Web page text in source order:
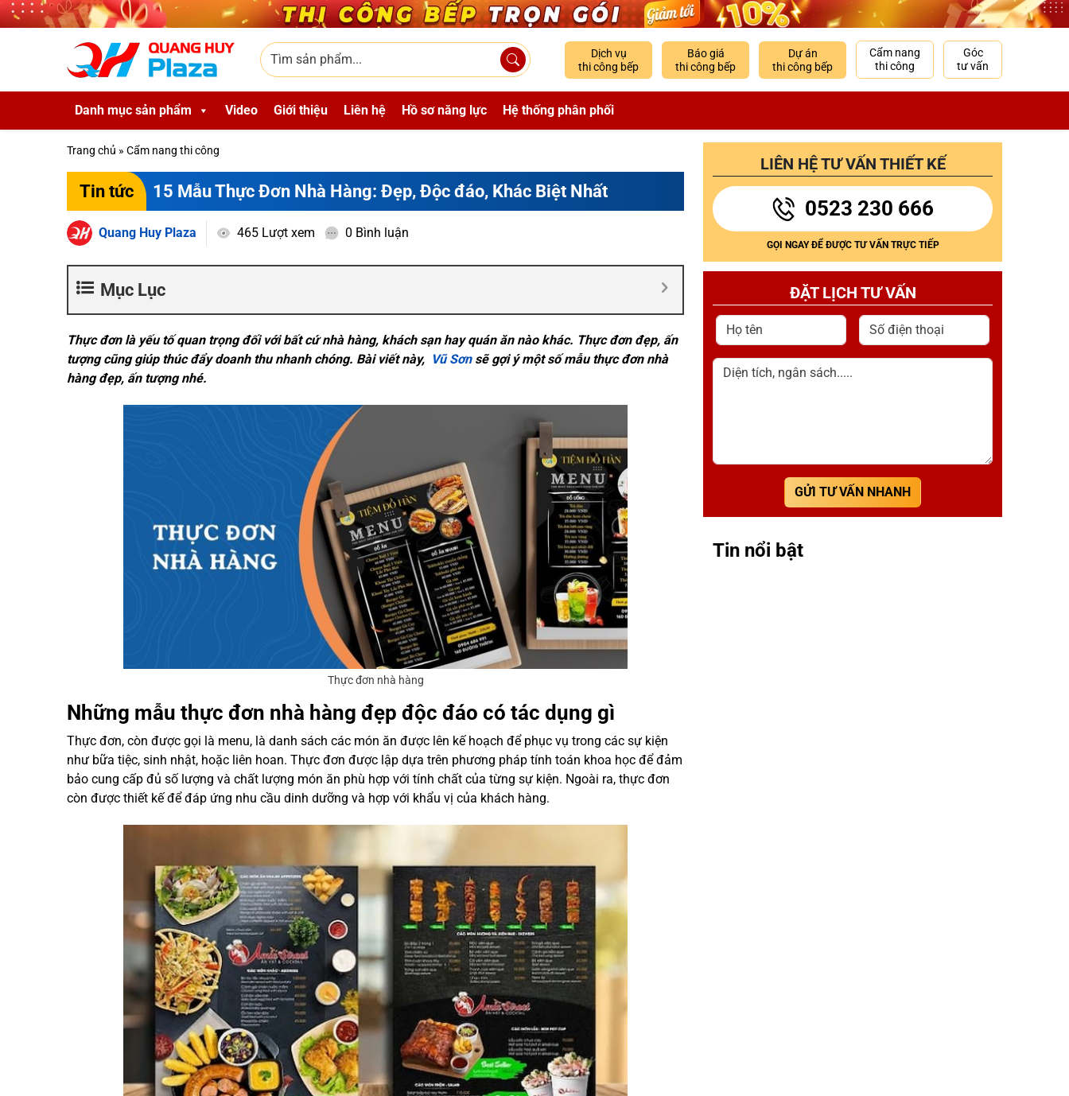
Skip to main content
Tìm sản phẩm
Dịch vụ
thi công bếp
Báo giá
thi công bếp
Dự án
thi công bếp
Cẩm nang
thi công
Góc
tư vấn
Danh mục sản phẩm Video Giới thiệu Liên hệ Hồ sơ năng lực Hệ thống phân phối
Trang chủ » Cẩm nang thi công
Tin tức 15 Mẫu Thực Đơn Nhà Hàng: Đẹp, Độc đáo, Khác Biệt Nhất
Quang Huy Plaza 465 Lượt xem 0 Bình luận
Mục Lục
Thực đơn là yếu tố quan trọng đối với bất cứ nhà hàng, khách sạn hay quán ăn nào khác. Thực đơn đẹp, ấn
tượng cũng giúp thúc đẩy doanh thu nhanh chóng. Bài viết này, Vũ Sơnsẽ gợi ý một số mẫu thực đơn nhà
hàng đẹp, ấn tượng nhé.
Thực đơn nhà hàng
Những mẫu thực đơn nhà hàng đẹp độc đáo có tác dụng gì
Thực đơn, còn được gọi là menu, là danh sách các món ăn được lên kế hoạch để phục vụ trong các sự kiện
như bữa tiệc, sinh nhật, hoặc liên hoan. Thực đơn được lập dựa trên phương pháp tính toán khoa học để đảm
bảo cung cấp đủ số lượng và chất lượng món ăn phù hợp với tính chất của từng sự kiện. Ngoài ra, thực đơn
còn được thiết kế để đáp ứng nhu cầu dinh dưỡng và hợp với khẩu vị của khách hàng.
LIÊN HỆ TƯ VẤN THIẾT KẾ
0523 230 666
GỌI NGAY ĐỂ ĐƯỢC TƯ VẤN TRỰC TIẾP
ĐẶT LỊCH TƯ VẤN
Họ tên Số điện thoại
Diện tích, ngân sách.....
GỬI TƯ VẤN NHANH
Tin nổi bật